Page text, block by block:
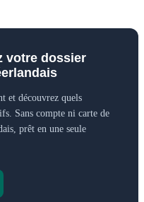
votre dossier
et découvrez quels
Sans compte ni carte de
prêt en une seule